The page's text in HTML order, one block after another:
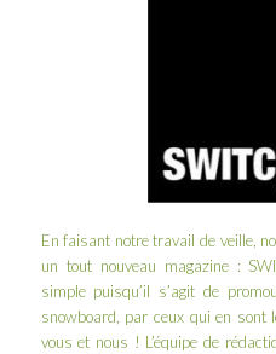
En faisant notre travail de veille,
un tout nouveau magazine :
simple puisqu’il s’agit de
snowboard, par ceux qui en sont
vous et nous ! L’équipe de